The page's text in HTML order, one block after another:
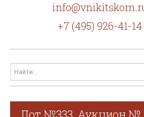
+7 (495) 926-41-14